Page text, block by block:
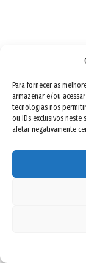
Para fornecer as
armazenar e/ou
tecnologias nos
ou IDs exclusivos
afetar negativamente